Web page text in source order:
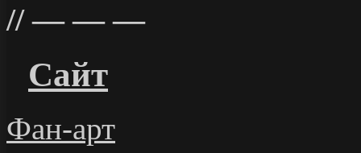
— — —
Сайт
Фан-арт